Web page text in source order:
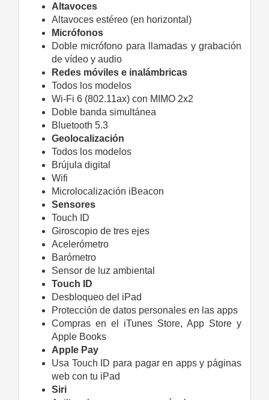
Altavoces
Altavoces estéreo (en horizontal)
Micrófonos
Doble micrófono para llamadas y grabación
de vídeo y audio
Redes móviles e inalámbricas
Todos los modelos
Wi‑Fi 6 (802.11ax) con MIMO 2x2
Doble banda simultánea
Bluetooth 5.3
Geolocalización
Todos los modelos
Brújula digital
Wifi
Microlocalización iBeacon
Sensores
Touch ID
Giroscopio de tres ejes
Acelerómetro
Barómetro
Sensor de luz ambiental
Touch ID
Desbloqueo del iPad
Protección de datos personales en las apps
Compras en el iTunes Store, App Store y
Apple Books
Apple Pay
Usa Touch ID para pagar en apps y páginas
web con tu iPad
Siri